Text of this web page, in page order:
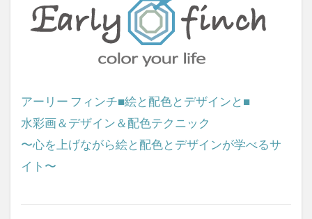
アーリー フィンチ■絵と配色とデザインと■
水彩画＆デザイン＆配色テクニック
〜心を上げながら絵と配色とデザインが学べるサ
イト〜